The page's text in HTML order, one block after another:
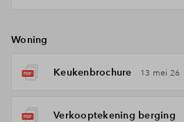
Woning
Keukenbrochure 13 mei 26
Verkooptekening berging